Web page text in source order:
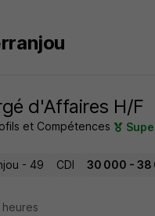
d'Affaires H/F
et Compétences
- 49 CDI 30 000 - 38